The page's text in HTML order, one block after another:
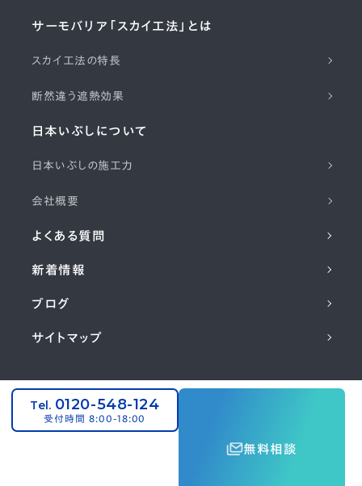
Tel. 0120-548-124
受付時間 8:00-18:00
無料相談
サーモバリア「スカイ工法」とは
スカイ工法の特長
断然違う遮熱効果
日本いぶしについて
日本いぶしの施工力
会社概要
よくある質問
新着情報
ブログ
サイトマップ
コーポレートサイト
©2024 NIHON IBUSHI KAWARA CO,
.LTD. All Rights Reserved.